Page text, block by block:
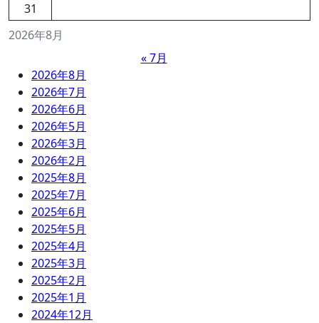
2026年8月
31
« 7月
2026年8月
2026年7月
2026年6月
2026年5月
2026年3月
2026年2月
2025年8月
2025年7月
2025年6月
2025年5月
2025年4月
2025年3月
2025年2月
2025年1月
2024年12月